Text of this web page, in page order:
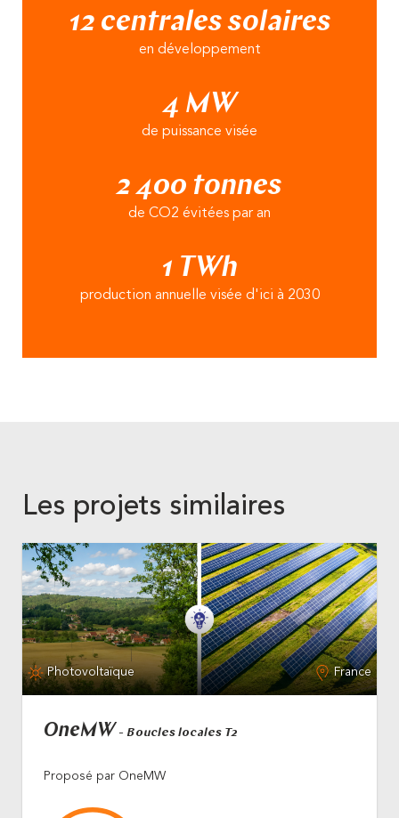
12 centrales solaires
en développement
4 MW
de puissance visée
2 400 tonnes
de CO2 évitées par an
1 TWh
production annuelle visée d'ici à 2030
Les projets similaires
Photovoltaïque France
OneMW - Boucles locales T2
Proposé par OneMW